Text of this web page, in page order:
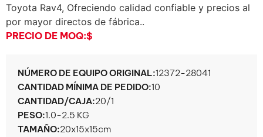
Toyota Rav4, Ofreciendo calidad confiable y precios al
por mayor directos de fábrica..
PRECIO DE MOQ:$
NÚMERO DE EQUIPO ORIGINAL:12372-28041
CANTIDAD MÍNIMA DE PEDIDO:10
CANTIDAD/CAJA:20/1
PESO:1.0-2.5 KG
TAMAÑO:20x15x15cm